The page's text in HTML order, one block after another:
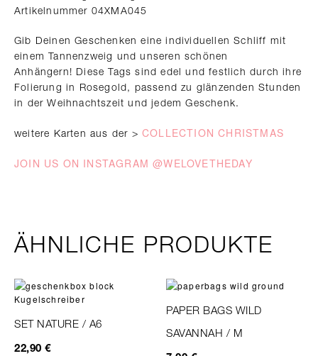
Artikelnummer 04XMA045
Gib Deinen Geschenken eine individuellen Schliff mit
einem Tannenzweig und unseren schönen
Anhängern! Diese Tags sind edel und festlich durch ihre
Folierung in Rosegold, passend zu glänzenden Stunden
in der Weihnachtszeit und jedem Geschenk.
weitere Karten aus der > COLLECTION CHRISTMAS
JOIN US ON INSTAGRAM @WELOVETHEDAY
ÄHNLICHE PRODUKTE
SET NATURE / A6
22,90 €
PAPER BAGS WILD
SAVANNAH / M